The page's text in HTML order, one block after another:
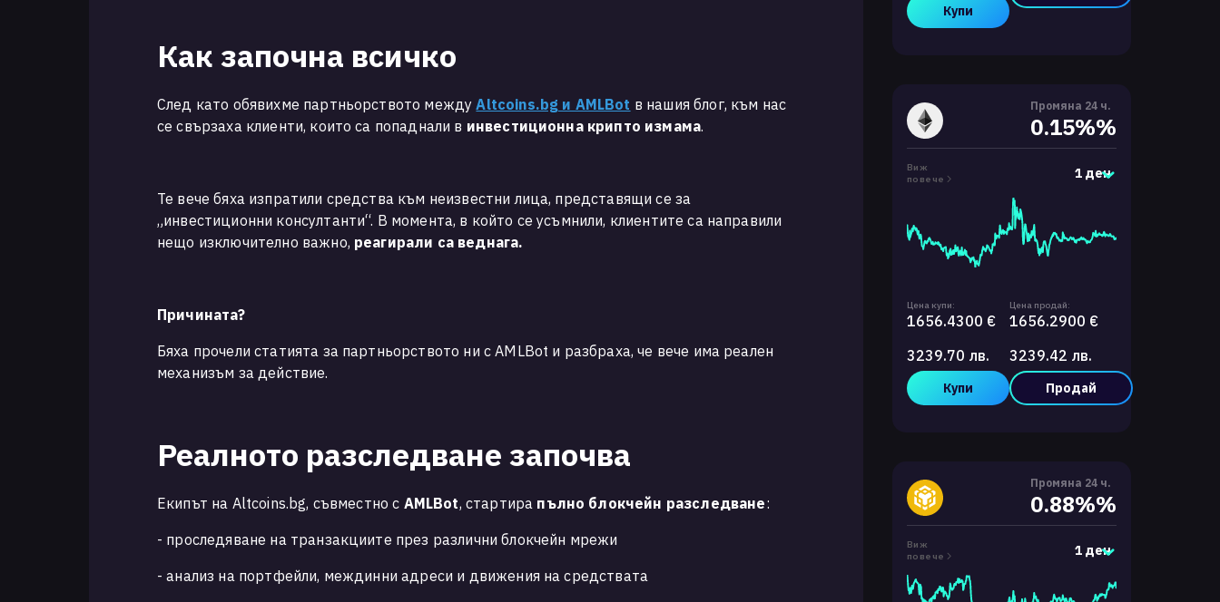
Как започна всичко
След като обявихме партньорството междуAltcoins.bg и AMLBot в нашия блог, към нас
се свързаха клиенти, които са попаднали в инвестиционна крипто измама.
Те вече бяха изпратили средства към неизвестни лица, представящи се за
„инвестиционни консултанти“. В момента, в който се усъмнили, клиентите са направили
нещо изключително важно, реагирали са веднага.
Причината?
Бяха прочели статията за партньорството ни с AMLBot и разбраха, че вече има реален
механизъм за действие.
Реалното разследване започва
Екипът на Altcoins.bg, съвместно с AMLBot, стартира пълно блокчейн разследване:
- проследяване на транзакциите през различни блокчейн мрежи
- анализ на портфейли, междинни адреси и движения на средствата
Купи
Промяна 24 ч.
0.15%%
Виж
повече
1 ден
Цена купи:
1656.4300 €
3239.70 лв.
Купи
Цена продай:
1656.2900 €
3239.42 лв.
Продай
Промяна 24 ч.
0.88%%
Виж
повече
1 ден